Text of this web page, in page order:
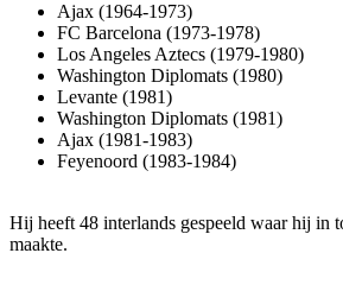
Ajax (1964-1973)
FC Barcelona (1973-1978)
Los Angeles Aztecs (1979-1980)
Washington Diplomats (1980)
Levante (1981)
Washington Diplomats (1981)
Ajax (1981-1983)
Feyenoord (1983-1984)
Hij heeft 48 interlands gespeeld waar hij in
maakte.